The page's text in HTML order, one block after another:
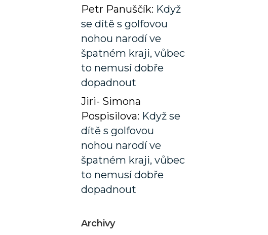
Petr Panuščík: Když
se dítě s golfovou
nohou narodí ve
špatném kraji, vůbec
to nemusí dobře
dopadnout
Jiri- Simona
Pospisilova: Když se
dítě s golfovou
nohou narodí ve
špatném kraji, vůbec
to nemusí dobře
dopadnout
Archivy